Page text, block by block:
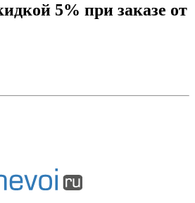
5% при заказе от